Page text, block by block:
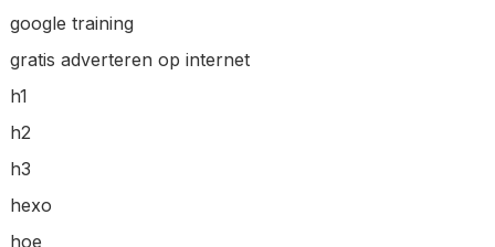
google training
gratis adverteren op internet
h1
h2
h3
hexo
hoe